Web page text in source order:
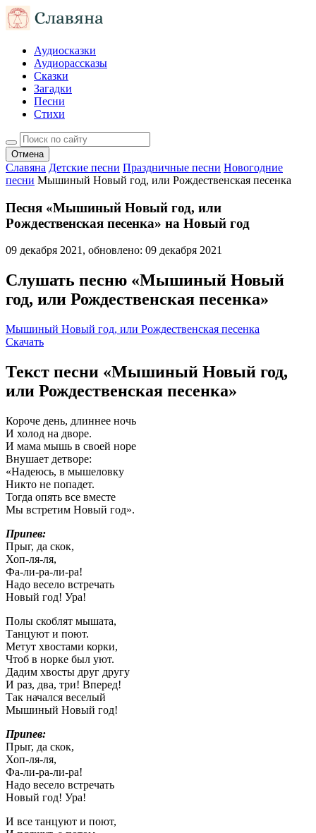
Аудиосказки
Аудиорассказы
Сказки
Загадки
Песни
Стихи
Отмена
Славяна Детские песни Праздничные песни Новогодние
песни Мышиный Новый год, или Рождественская песенка
Песня «Мышиный Новый год, или
Рождественская песенка» на Новый год
09 декабря 2021, обновлено: 09 декабря 2021
Слушать песню «Мышиный Новый
год, или Рождественская песенка»
Мышиный Новый год, или Рождественская песенка
Скачать
Текст песни «Мышиный Новый год,
или Рождественская песенка»
Короче день, длиннее ночь
И холод на дворе.
И мама мышь в своей норе
Внушает детворе:
«Надеюсь, в мышеловку
Никто не попадет.
Тогда опять все вместе
Мы встретим Новый год».
Припев:
Прыг, да скок,
Хоп-ля-ля,
Фа-ли-ра-ли-ра!
Надо весело встречать
Новый год! Ура!
Полы скоблят мышата,
Танцуют и поют.
Метут хвостами корки,
Чтоб в норке был уют.
Дадим хвосты друг другу
И раз, два, три! Вперед!
Так начался веселый
Мышиный Новый год!
Припев:
Прыг, да скок,
Хоп-ля-ля,
Фа-ли-ра-ли-ра!
Надо весело встречать
Новый год! Ура!
И все танцуют и поют,